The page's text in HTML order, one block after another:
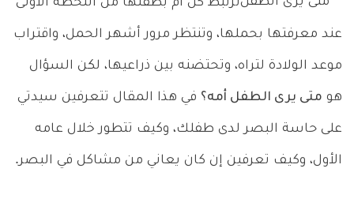
ترتبط كل أم بطفلها من اللحظة الأولى
عند معرفتها بحملها، وتنتظر مرور أشهر الحمل، واقتراب
موعد الولادة لتراه، وتحتضنه بين ذراعيها، لكن السؤال
هو متى يرى الطفل أمه؟ في هذا المقال تتعرفين سيدتي
على حاسة البصر لدى طفلك، وكيف تتطور خلال عامه
الأول، وكيف تعرفين إن كان يعاني من مشاكل في البصر.